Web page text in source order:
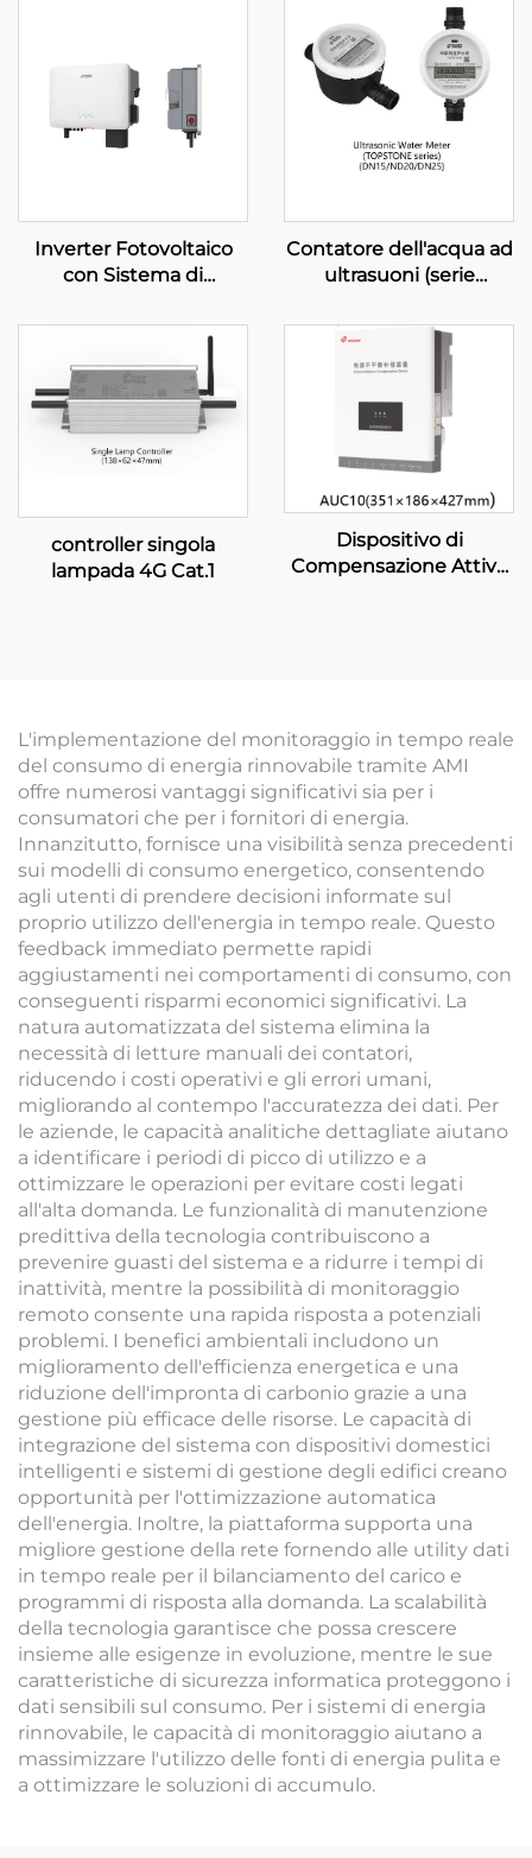
Inverter Fotovoltaico
con Sistema di
Contatore dell'acqua ad
ultrasuoni (serie
controller singola
lampada 4G Cat.1
Dispositivo di
Compensazione Attiva
L'implementazione del monitoraggio in tempo reale
del consumo di energia rinnovabile tramite AMI
offre numerosi vantaggi significativi sia per i
consumatori che per i fornitori di energia.
Innanzitutto, fornisce una visibilità senza precedenti
sui modelli di consumo energetico, consentendo
agli utenti di prendere decisioni informate sul
proprio utilizzo dell'energia in tempo reale. Questo
feedback immediato permette rapidi
aggiustamenti nei comportamenti di consumo, con
conseguenti risparmi economici significativi. La
natura automatizzata del sistema elimina la
necessità di letture manuali dei contatori,
riducendo i costi operativi e gli errori umani,
migliorando al contempo l'accuratezza dei dati. Per
le aziende, le capacità analitiche dettagliate aiutano
a identificare i periodi di picco di utilizzo e a
ottimizzare le operazioni per evitare costi legati
all'alta domanda. Le funzionalità di manutenzione
predittiva della tecnologia contribuiscono a
prevenire guasti del sistema e a ridurre i tempi di
inattività, mentre la possibilità di monitoraggio
remoto consente una rapida risposta a potenziali
problemi. I benefici ambientali includono un
miglioramento dell'efficienza energetica e una
riduzione dell'impronta di carbonio grazie a una
gestione più efficace delle risorse. Le capacità di
integrazione del sistema con dispositivi domestici
intelligenti e sistemi di gestione degli edifici creano
opportunità per l'ottimizzazione automatica
dell'energia. Inoltre, la piattaforma supporta una
migliore gestione della rete fornendo alle utility dati
in tempo reale per il bilanciamento del carico e
programmi di risposta alla domanda. La scalabilità
della tecnologia garantisce che possa crescere
insieme alle esigenze in evoluzione, mentre le sue
caratteristiche di sicurezza informatica proteggono i
dati sensibili sul consumo. Per i sistemi di energia
rinnovabile, le capacità di monitoraggio aiutano a
massimizzare l'utilizzo delle fonti di energia pulita e
a ottimizzare le soluzioni di accumulo.